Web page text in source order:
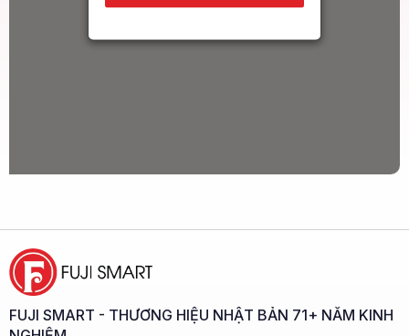
FUJI SMART - THƯƠNG HIỆU NHẬT BẢN 71+ NĂM KINH